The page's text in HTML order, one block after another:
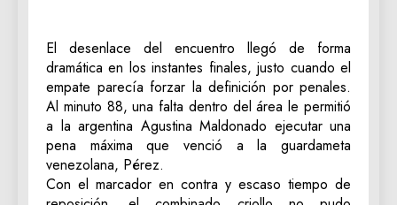
El desenlace del encuentro llegó de forma
dramática en los instantes finales, justo cuando el
empate parecía forzar la definición por penales.
Al minuto 88, una falta dentro del área le permitió
a la argentina Agustina Maldonado ejecutar una
pena máxima que venció a la guardameta
venezolana, Pérez.
Con el marcador en contra y escaso tiempo de